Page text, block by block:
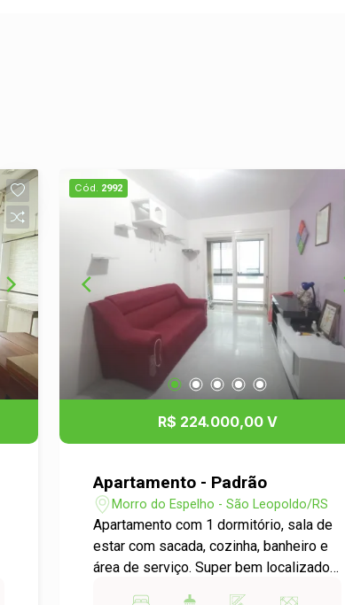
Cód. 2992
R$ 224.000,00 V
Apartamento - Padrão
Morro do Espelho - São Leopoldo/RS
Apartamento com 1 dormitório, sala de
estar com sacada, cozinha, banheiro e
área de serviço. Super bem localizado,